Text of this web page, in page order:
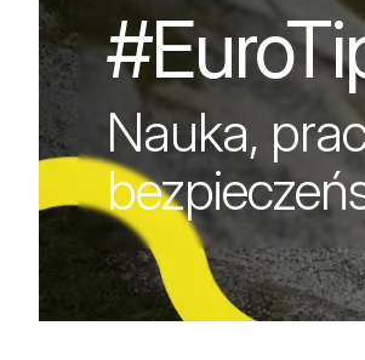
Nauka,